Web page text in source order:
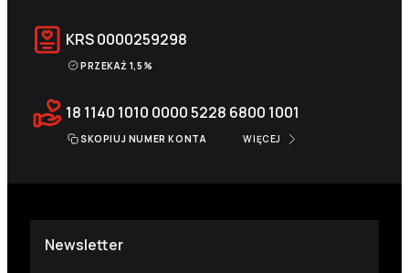
KRS0000259298
PRZEKAŻ 1,5%
18 1140 1010 0000 5228 6800 1001
SKOPIUJ NUMER KONTA WIĘCEJ
Newsletter